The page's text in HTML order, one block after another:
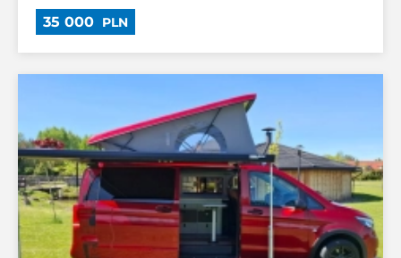
35 000 PLN